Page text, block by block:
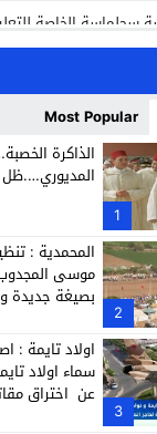
الخاصة
الحي الحرفي
يهاجم “البام”:
يقود استئنافية
عاماً بتارودانت:
الجدد
Most Popular
1
الذاكرة
المديوري….ظل
2
المحمدية :
موسى
بصيغة جديدة
3
اولاد تايمة :
سماء اولاد
عن اختراق